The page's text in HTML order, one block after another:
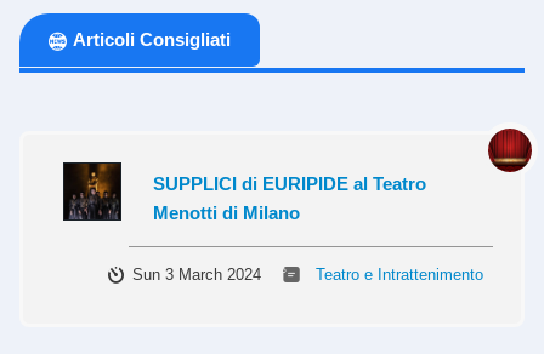
Articoli Consigliati
SUPPLICI di EURIPIDE al Teatro
Menotti di Milano
Sun 3 March 2024 Teatro e Intrattenimento